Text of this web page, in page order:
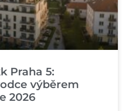
Praha 5:
výběrem
2026